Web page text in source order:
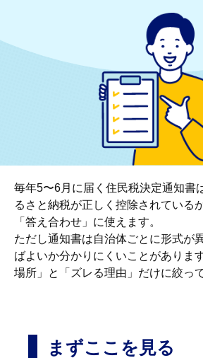
毎年5〜6月に届く住民税決定通知書
るさと納税が正しく控除されている
「答え合わせ」に使えます。
ただし通知書は自治体ごとに形式が
ばよいか分かりにくいことがありま
場所」と「ズレる理由」だけに絞っ
まずここを見る